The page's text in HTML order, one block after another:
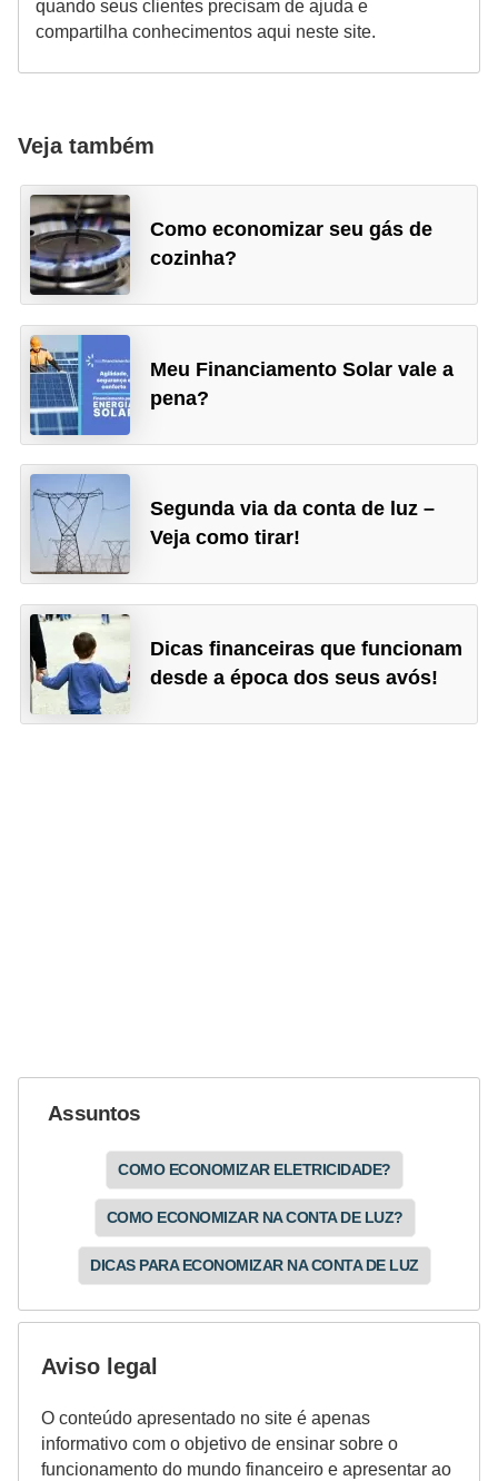
quando seus clientes precisam de ajuda e
compartilha conhecimentos aqui neste site.
Veja também
Como economizar seu gás de
cozinha?
Meu Financiamento Solar vale a
pena?
Segunda via da conta de luz –
Veja como tirar!
Dicas financeiras que funcionam
desde a época dos seus avós!
Assuntos
COMO ECONOMIZAR ELETRICIDADE?
COMO ECONOMIZAR NA CONTA DE LUZ?
DICAS PARA ECONOMIZAR NA CONTA DE LUZ
Aviso legal
O conteúdo apresentado no site é apenas
informativo com o objetivo de ensinar sobre o
funcionamento do mundo financeiro e apresentar ao
e
a
m
e
n
t
o
I
m
p
o
s
t
o
d
r
e
n
ç
ã
a
n
a
P